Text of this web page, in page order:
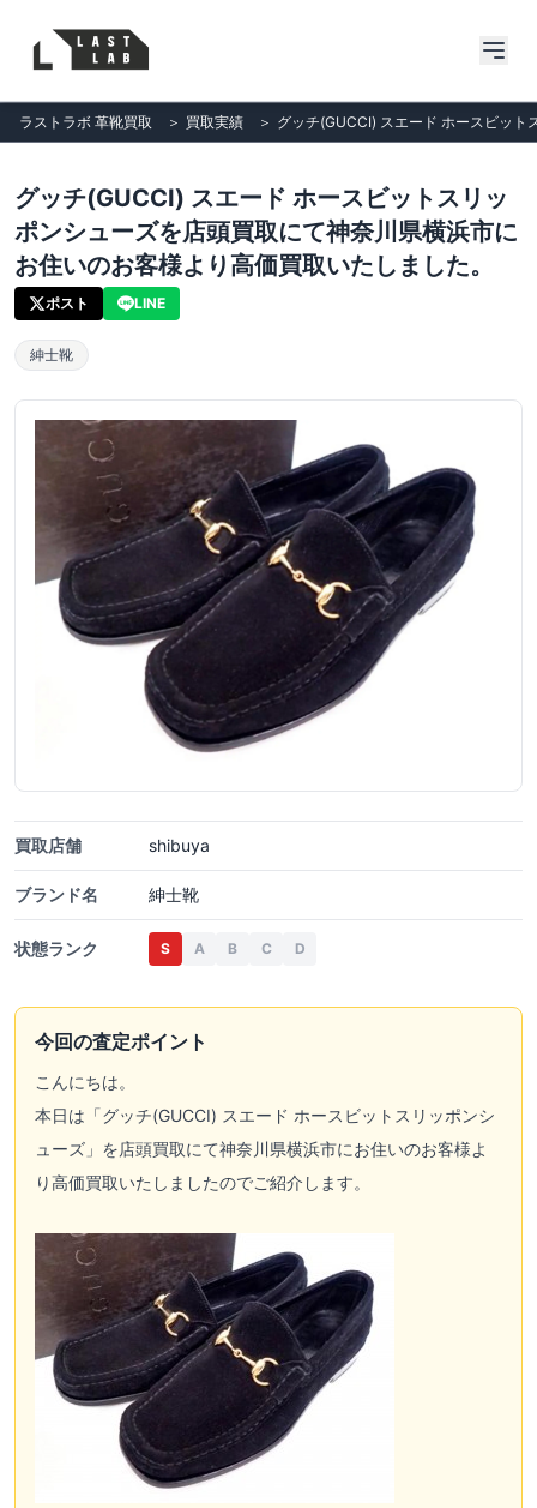
ラストラボ 革靴買取 ＞ 買取実績 ＞ グッチ(GUCCI) スエード ホースビッ
グッチ(GUCCI) スエード ホースビットスリッ
ポンシューズを店頭買取にて神奈川県横浜市に
お住いのお客様より高価買取いたしました。
ポスト LINE
紳士靴
買取店舗 shibuya
ブランド名 紳士靴
状態ランク S A B C D
今回の査定ポイント
こんにちは。
本日は「グッチ(GUCCI) スエード ホースビットスリッポンシ
ューズ」を店頭買取にて神奈川県横浜市にお住いのお客様よ
り高価買取いたしましたのでご紹介します。